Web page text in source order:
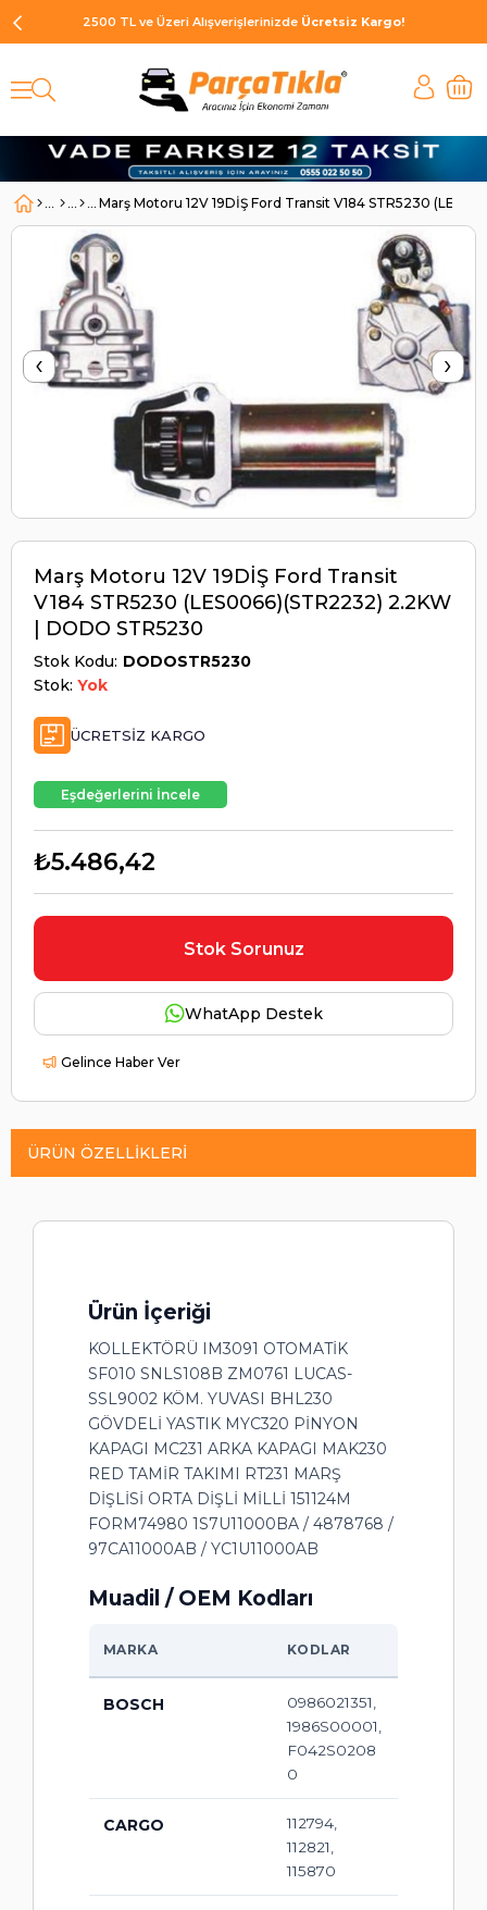
2500 TL ve Üzeri Alışverişlerinizde Ücretsiz Kargo!
Marş Motoru 12V 19DİŞ Ford Transit V184 STR5230
‹ ›
Marş Motoru 12V 19DİŞ Ford Transit
V184 STR5230 (LES0066)(STR2232) 2.2KW
| DODO STR5230
Stok Kodu DODOSTR5230
Stok: Yok
ÜCRETSIZ KARGO
Eşdeğerlerini İncele
₺5.486,42
Stok Sorunuz
WhatApp Destek
Gelince Haber Ver
ÜRÜN ÖZELLIKLERI
Ürün İçeriği
KOLLEKTÖRÜ IM3091 OTOMATİK
SF010 SNLS108B ZM0761 LUCAS-
SSL9002 KÖM. YUVASI BHL230
GÖVDELİ YASTIK MYC320 PİNYON
KAPAGI MC231 ARKA KAPAGI MAK230
RED TAMİR TAKIMI RT231 MARŞ
DİŞLİSİ ORTA DİŞLİ MİLLİ 151124M
FORM74980 1S7U11000BA / 4878768 /
97CA11000AB / YC1U11000AB
Muadil / OEM Kodları
MARKA KODLAR
BOSCH
0986021351,
1986S00001,
F042S0208
0
CARGO
112794,
112821,
115870